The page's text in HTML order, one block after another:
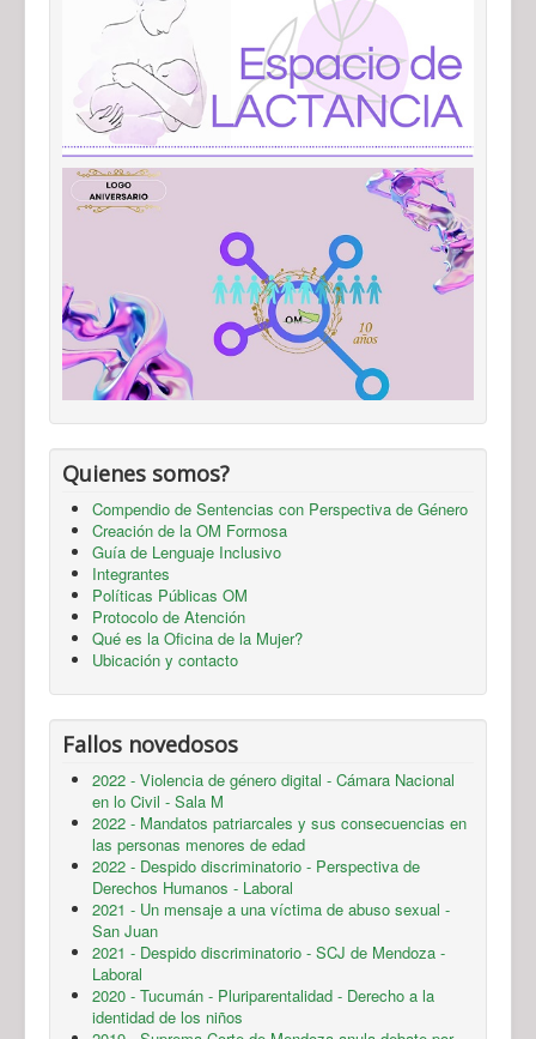
Quienes somos?
Compendio de Sentencias con Perspectiva de Género
Creación de la OM Formosa
Guía de Lenguaje Inclusivo
Integrantes
Políticas Públicas OM
Protocolo de Atención
Qué es la Oficina de la Mujer?
Ubicación y contacto
Fallos novedosos
2022 - Violencia de género digital - Cámara Nacional
en lo Civil - Sala M
2022 - Mandatos patriarcales y sus consecuencias en
las personas menores de edad
2022 - Despido discriminatorio - Perspectiva de
Derechos Humanos - Laboral
2021 - Un mensaje a una víctima de abuso sexual -
San Juan
2021 - Despido discriminatorio - SCJ de Mendoza -
Laboral
2020 - Tucumán - Pluriparentalidad - Derecho a la
identidad de los niños